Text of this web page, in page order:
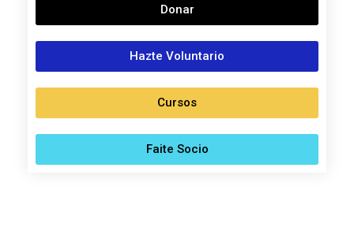
Donar
Hazte Voluntario
Cursos
Faite Socio